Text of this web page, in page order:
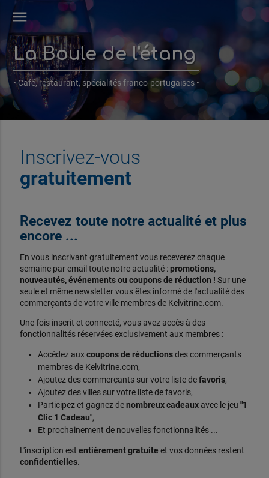
menu
La Boule de l'étang
• Café, restaurant, spécialités franco-portugaises •
Inscrivez-vous
gratuitement
Recevez toute notre actualité et plus
encore ...
En vous inscrivant gratuitement vous receverez chaque
semaine par email toute notre actualité :promotions,
nouveautés, événements ou coupons de réduction ! Sur une
seule et même newsletter vous êtes informé de l'actualité des
commerçants de votre ville membres de Kelvitrine.com.
Une fois inscrit et connecté, vous avez accès à des
fonctionnalités réservées exclusivement aux membres :
Accédez auxcoupons de réductionsdes commerçants
membres de Kelvitrine.com,
Ajoutez des commerçants sur votre liste defavoris,
Ajoutez des villes sur votre liste de favoris,
Participez et gagnez denombreux cadeauxavec le jeu "1
Clic 1 Cadeau",
Et prochainement de nouvelles fonctionnalités ...
L'inscription est entièrement gratuite et vos données restent
confidentielles.